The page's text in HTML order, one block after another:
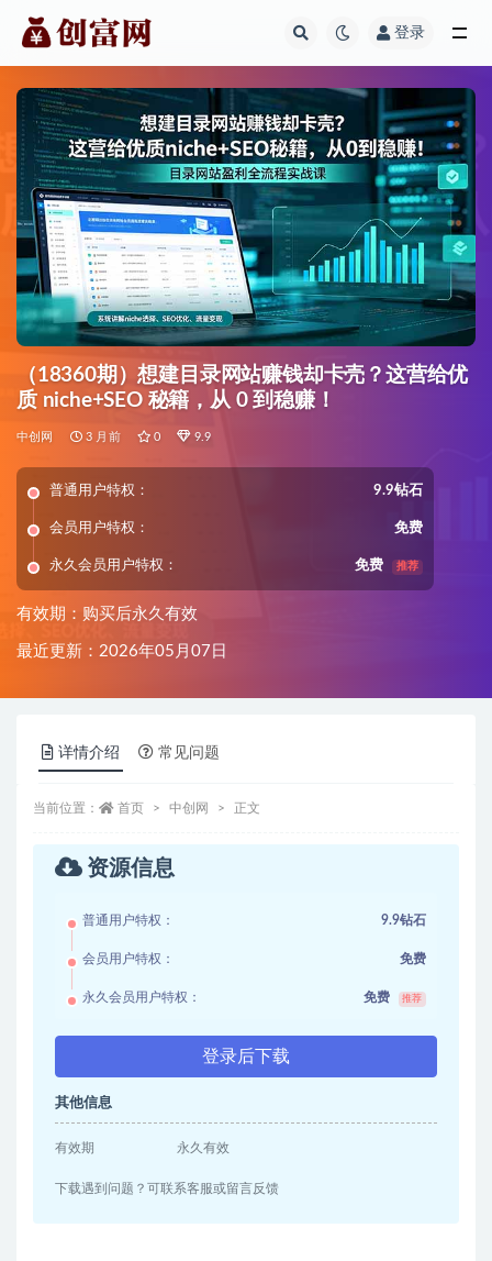
登录
（18360期）想建目录网站赚钱却卡壳？这营给优
质 niche+SEO 秘籍，从 0 到稳赚！
中创网 3 月前 0 9.9
普通用户特权： 9.9钻石
会员用户特权： 免费
永久会员用户特权： 免费 推荐
有效期：购买后永久有效
最近更新：2026年05月07日
详情介绍 常见问题
当前位置： 首页 中创网 正文
资源信息
普通用户特权： 9.9钻石
会员用户特权： 免费
永久会员用户特权： 免费 推荐
登录后下载
其他信息
有效期 永久有效
下载遇到问题？可联系客服或留言反馈